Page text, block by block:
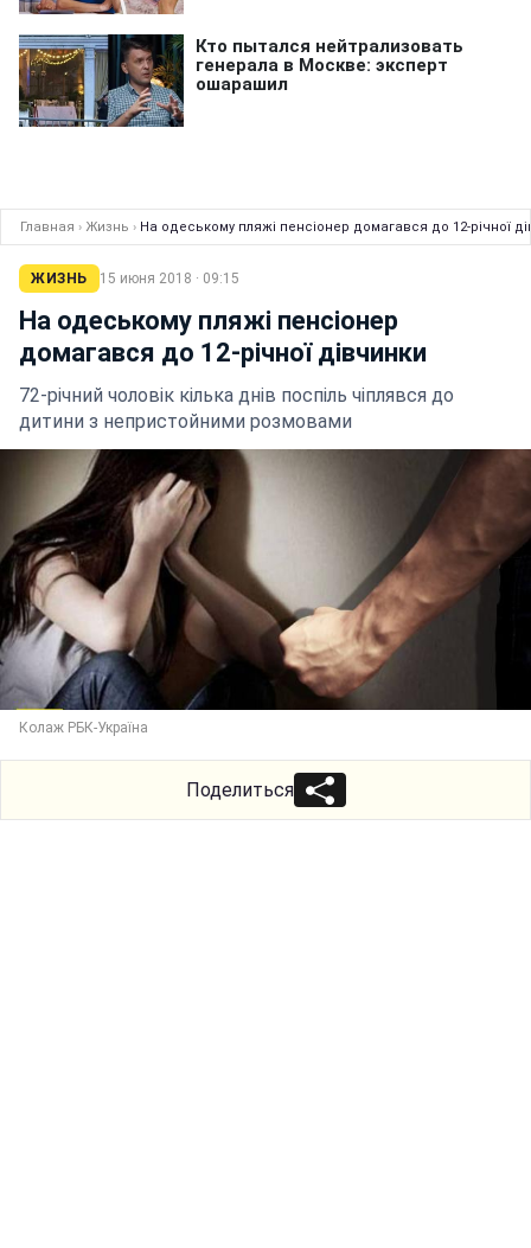
Главная › Жизнь › На одеському пляжі пенсіонер домагався до 12-річної
ЖИЗНЬ 15 июня 2018 · 09:15
На одеському пляжі пенсіонер
домагався до 12-річної дівчинки
72-річний чоловік кілька днів поспіль чіплявся до
дитини з непристойними розмовами
Колаж РБК-Україна
Поделиться